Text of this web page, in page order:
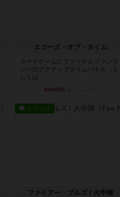
エコーズ・オブ・タイム
カードゲームにファイナルファンタ
ジーのアクティブタイムバトル（も
しくは...
約6時間前
レビュー
ファイアー・ブルズ / 火牛陣